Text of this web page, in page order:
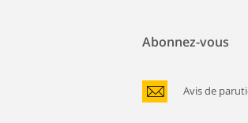
Abonnez-vous
Avis de